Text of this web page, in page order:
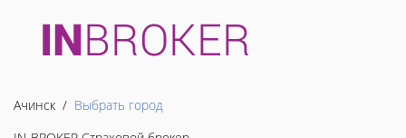
Ачинск / Выбрать город